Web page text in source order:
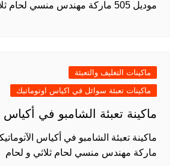
موديل 505 ماركة مهندس منسي لحام ثلاثي و
ماكينات التغليف والتعبئة
ماكينات تعبئة سوائل في اكياس اوتوماتيك
ماكينة تعبئة الشامبو في أكياس
ماركة مهندس منسي لحام ثلاثي و لحام